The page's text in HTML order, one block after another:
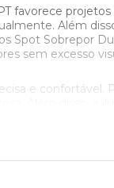
favorece
Além
Spot Sobrepor
sem excesso
e confortável.
que une